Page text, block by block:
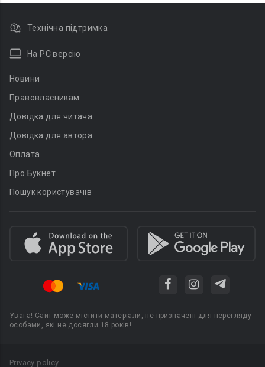
Технічна підтримка
На PC версію
Новини
Правовласникам
Довідка для читача
Довідка для автора
Оплата
Про Букнет
Пошук користувачів
Увага! Сайт може містити матеріали, не призначені для перегляду
особами, які не досягли 18 років!
Privacy policy